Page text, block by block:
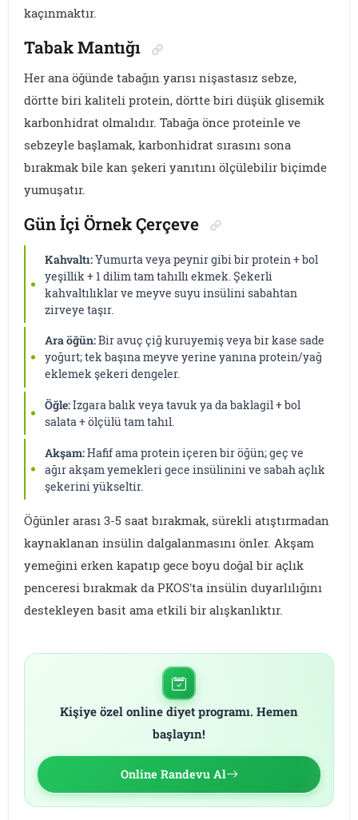
kaçınmaktır.
Tabak Mantığı
Her ana öğünde tabağın yarısı nişastasız sebze,
dörtte biri kaliteli protein, dörtte biri düşük glisemik
karbonhidrat olmalıdır. Tabağa önce proteinle ve
sebzeyle başlamak, karbonhidrat sırasını sona
bırakmak bile kan şekeri yanıtını ölçülebilir biçimde
yumuşatır.
Gün İçi Örnek Çerçeve
Kahvaltı:Yumurta veya peynir gibi bir protein + bol
yeşillik + 1 dilim tam tahıllı ekmek. Şekerli
kahvaltılıklar ve meyve suyu insülini sabahtan
zirveye taşır.
Ara öğün:Bir avuç çiğ kuruyemiş veya bir kase sade
yoğurt; tek başına meyve yerine yanına protein/yağ
eklemek şekeri dengeler.
Öğle:Izgara balık veya tavuk ya da baklagil + bol
salata + ölçülü tam tahıl.
Akşam:Hafif ama protein içeren bir öğün; geç ve
ağır akşam yemekleri gece insülinini ve sabah açlık
şekerini yükseltir.
Öğünler arası 3-5 saat bırakmak, sürekli atıştırmadan
kaynaklanan insülin dalgalanmasını önler. Akşam
yemeğini erken kapatıp gece boyu doğal bir açlık
penceresi bırakmak da PKOS'ta insülin duyarlılığını
destekleyen basit ama etkili bir alışkanlıktır.
Kişiye özel online diyet programı. Hemen
başlayın!
Online Randevu Al